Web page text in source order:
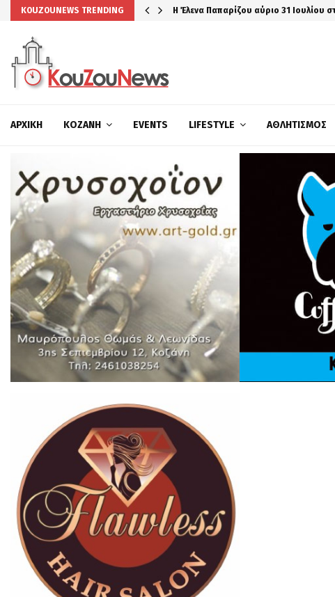
KOUZOUNEWS TRENDING Η Έλενα Παπαρίζου αύριο 31 Ιουλίου
ΑΡΧΙΚΉ ΚΟΖΆΝΗ EVENTS LIFESTYLE ΑΘΛΗΤΙΣΜΌΣ